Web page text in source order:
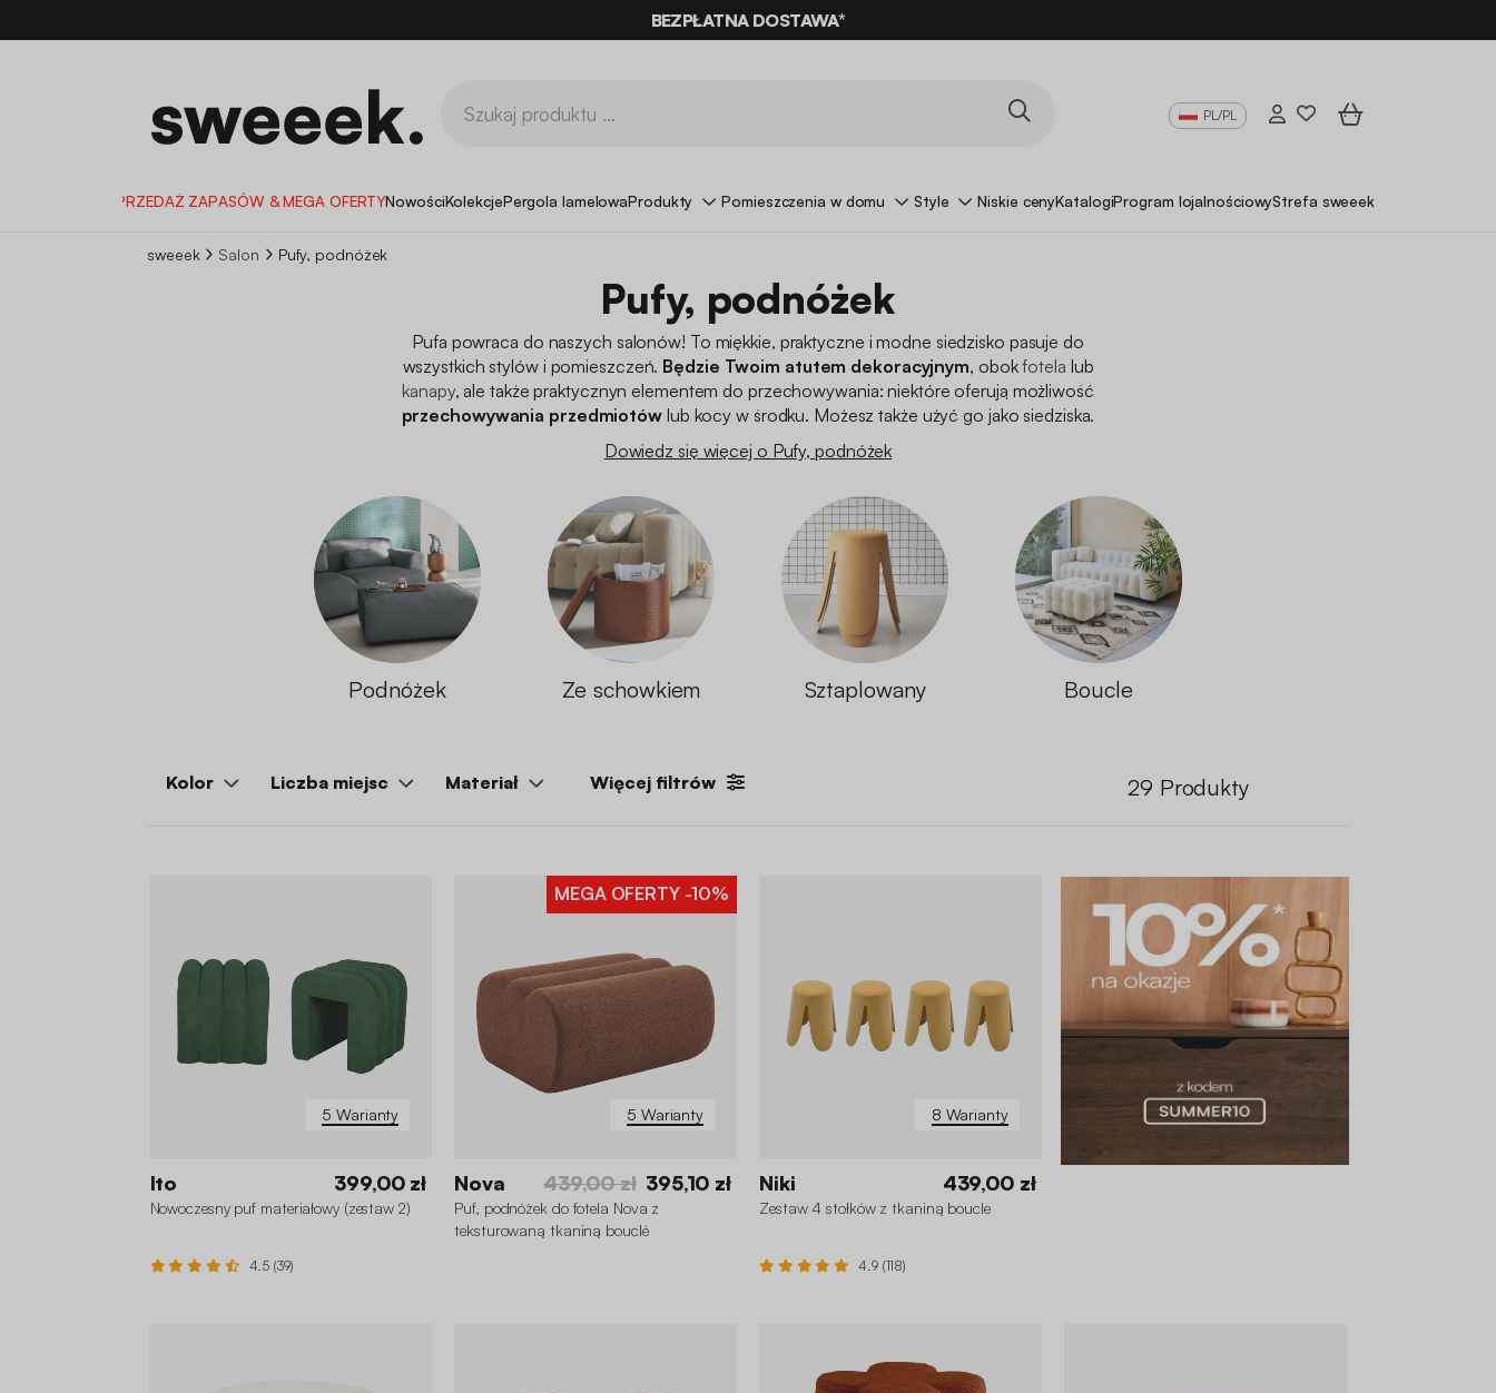
BEZPŁATNA DOSTAWA*
PL/PL
WYPRZEDAŻ ZAPASÓW & MEGA OFERTYNowościKolekcjePergola lamelowaProdukty Pomieszczenia w domu Style Niskie cenyKatalogiProgram lojalnościowyStrefa sweeek Pro
sweeek Salon Pufy, podnóżek
Pufy, podnóżek
Pufa powraca do naszych salonów! To miękkie, praktyczne i modne siedzisko pasuje do
wszystkich stylów i pomieszczeń. Będzie Twoim atutem dekoracyjnym, obokfotela lub
kanapy, ale także praktycznyn elementem do przechowywania: niektóre oferują możliwość
przechowywania przedmiotów lub kocy w środku. Możesz także użyć go jako siedziska.
Dowiedz się więcej o Pufy, podnóżek
Podnóżek Ze schowkiem Sztaplowany Boucle
Kolor Liczba miejsc Materiał Więcej filtrów 29 Produkty
5 Warianty
Ito 399,00 zł
Nowoczesny puf materiałowy (zestaw 2)
4.5 (39)
5 Warianty
MEGA OFERTY -10%
Nova 439,00 zł 395,10 zł
Puf, podnóżek do fotela Nova z
teksturowaną tkaniną bouclé
8 Warianty
Niki 439,00 zł
Zestaw 4 stołków z tkaniną boucle
4.9 (118)